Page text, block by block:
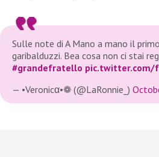
Sulle note di A Mano a mano il
garibalduzzi. Bea cosa non ci stai
#grandefratello pic.twitter.com/
— •Veronicα•❁ (@LaRonnie_)